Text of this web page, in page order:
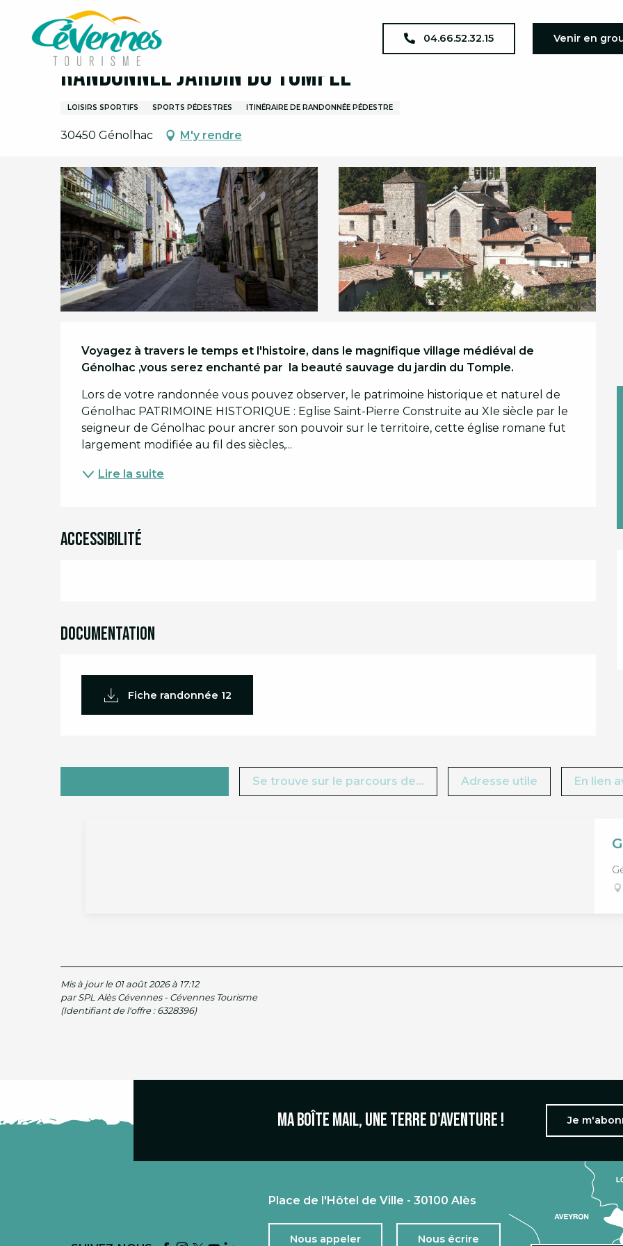
contenu
04.66.52.32.15 Venir en
Accueil Randonnée Jardin du Tomple
Randonnée Jardin du Tomple
LOISIRS SPORTIFS SPORTS PÉDESTRES ITINÉRAIRE DE RANDONNÉE PÉDESTRE
30450 Génolhac M'y rendre
Description
Voyagez à travers le temps et l'histoire, dans le magnifique village médiéval de
Génolhac ,vous serez enchanté par  la beauté sauvage du jardin du Tomple.
Lors de votre randonnée vous pouvez observer, le patrimoine historique et naturel de
Génolhac PATRIMOINE HISTORIQUE : Eglise Saint-Pierre Construite au XIe siècle par le
seigneur de Génolhac pour ancrer son pouvoir sur le territoire, cette église romane fut
largement modifiée au fil des siècles,...
Lire la suite
Accessibilité
Documentation
Fiche randonnée 12
Se trouve sur le parcours de... Adresse utile En lien
Mis à jour le 01 août 2026 à 17:12
par SPL Alès Cévennes - Cévennes Tourisme
(Identifiant de l'offre : 6328396)
Ma boîte mail, une terre d'aventure ! Je
Place de l'Hôtel de Ville - 30100 Alès
Nous appeler Nous écrire